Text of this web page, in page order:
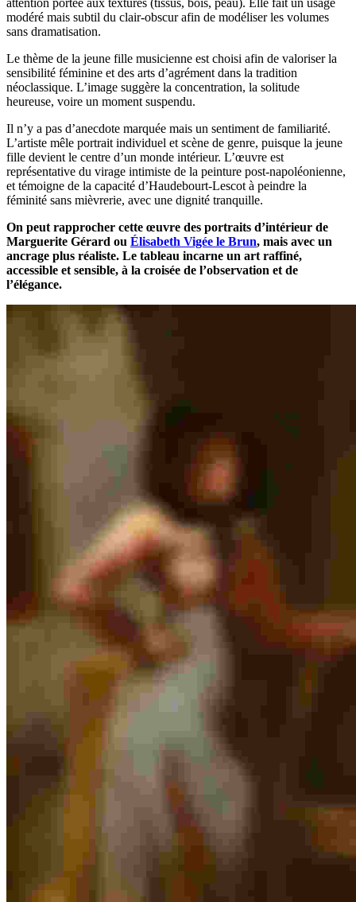
modéré mais subtil du clair-obscur afin de modéliser les volumes
sans dramatisation.
Le thème de la jeune fille musicienne est choisi afin de valoriser la
sensibilité féminine et des arts d’agrément dans la tradition
néoclassique. L’image suggère la concentration, la solitude
heureuse, voire un moment suspendu.
Il n’y a pas d’anecdote marquée mais un sentiment de familiarité.
L’artiste mêle portrait individuel et scène de genre, puisque la jeune
fille devient le centre d’un monde intérieur. L’œuvre est
représentative du virage intimiste de la peinture post-napoléonienne,
et témoigne de la capacité d’Haudebourt-Lescot à peindre la
féminité sans mièvrerie, avec une dignité tranquille.
On peut rapprocher cette œuvre des portraits d’intérieur de
Marguerite Gérard ou Élisabeth Vigée le Brun, mais avec un
ancrage plus réaliste. Le tableau incarne un art raffiné,
accessible et sensible, à la croisée de l’observation et de
l’élégance.